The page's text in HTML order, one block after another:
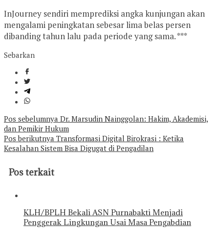
InJourney sendiri memprediksi angka kunjungan akan
mengalami peningkatan sebesar lima belas persen
dibanding tahun lalu pada periode yang sama. ***
Sebarkan
Navigasi
pos
Pos sebelumnya Dr. Marsudin Nainggolan: Hakim, Akademisi,
dan Pemikir Hukum
Pos berikutnya Transformasi Digital Birokrasi : Ketika
Kesalahan Sistem Bisa Digugat di Pengadilan
Pos terkait
KLH/BPLH Bekali ASN Purnabakti Menjadi
Penggerak Lingkungan Usai Masa Pengabdian